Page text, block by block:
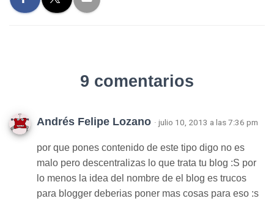
9 comentarios
Andrés Felipe Lozano · julio 10, 2013 a las 7:36 pm
por que pones contenido de este tipo digo no es
malo pero descentralizas lo que trata tu blog :S por
lo menos la idea del nombre de el blog es trucos
para blogger deberias poner mas cosas para eso :s